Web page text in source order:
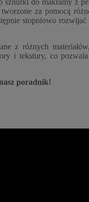
sznurki do makramy z
za pomocą
stopniowo
z różnych
i tekstury, co
poradnik!